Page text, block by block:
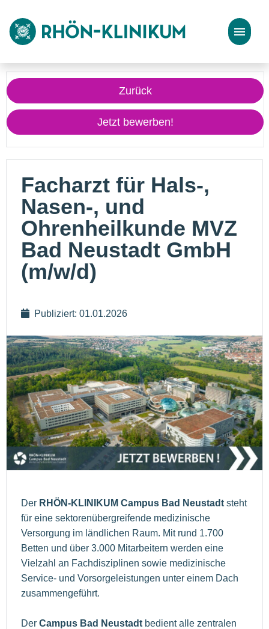
Stellenangebote
Bewerbungstipps
Zurück
Jetzt bewerben!
Facharzt für Hals-,
Nasen-, und
Ohrenheilkunde MVZ
Bad Neustadt GmbH
(m/w/d)
Publiziert: 01.01.2026
Der RHÖN-KLINIKUM Campus Bad Neustadt steht
für eine sektorenübergreifende medizinische
Versorgung im ländlichen Raum. Mit rund 1.700
Betten und über 3.000 Mitarbeitern werden eine
Vielzahl an Fachdisziplinen sowie medizinische
Service- und Vorsorgeleistungen unter einem Dach
zusammengeführt.
Der Campus Bad Neustadt bedient alle zentralen